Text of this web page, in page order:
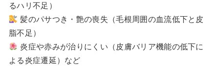
るハリ不足）
髪のパサつき・艶の喪失（毛根周囲の血流低下と皮
脂不足）
炎症や赤みが治りにくい（皮膚バリア機能の低下に
よる炎症遷延）など